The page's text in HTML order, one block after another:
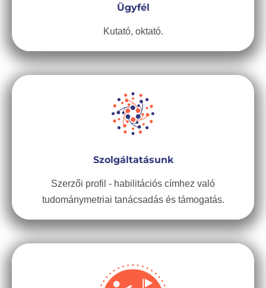
Ügyfél
Kutató, oktató.
Szolgáltatásunk
Szerzői profil - habilitációs címhez való
tudománymetriai tanácsadás és támogatás.